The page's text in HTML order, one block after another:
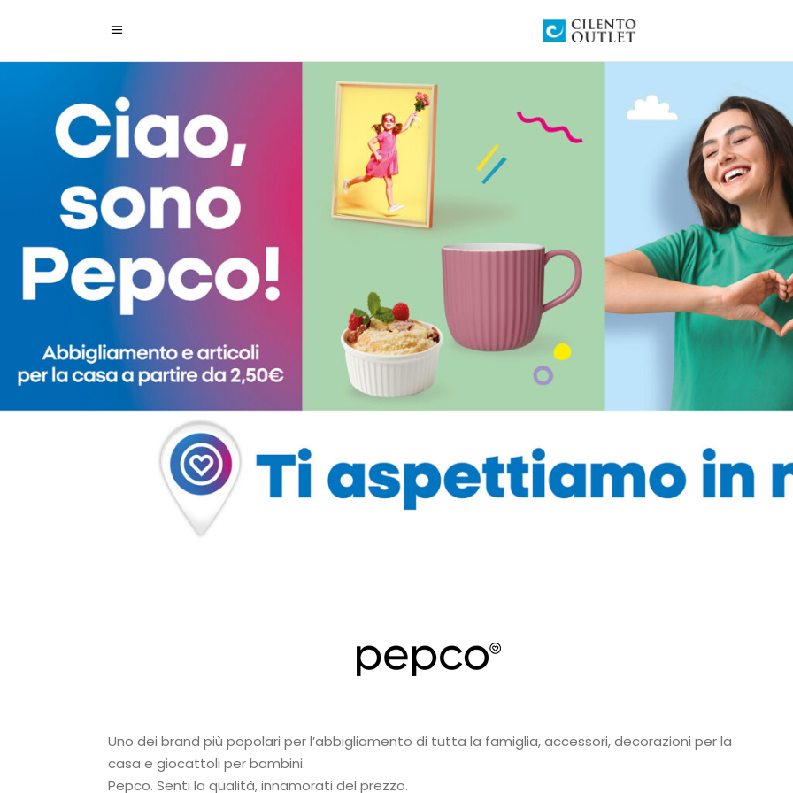
Uno dei brand più popolari per l’abbigliamento di tutta la famiglia, accessori, decorazioni per la
casa e giocattoli per bambini.
Pepco. Senti la qualità, innamorati del prezzo.